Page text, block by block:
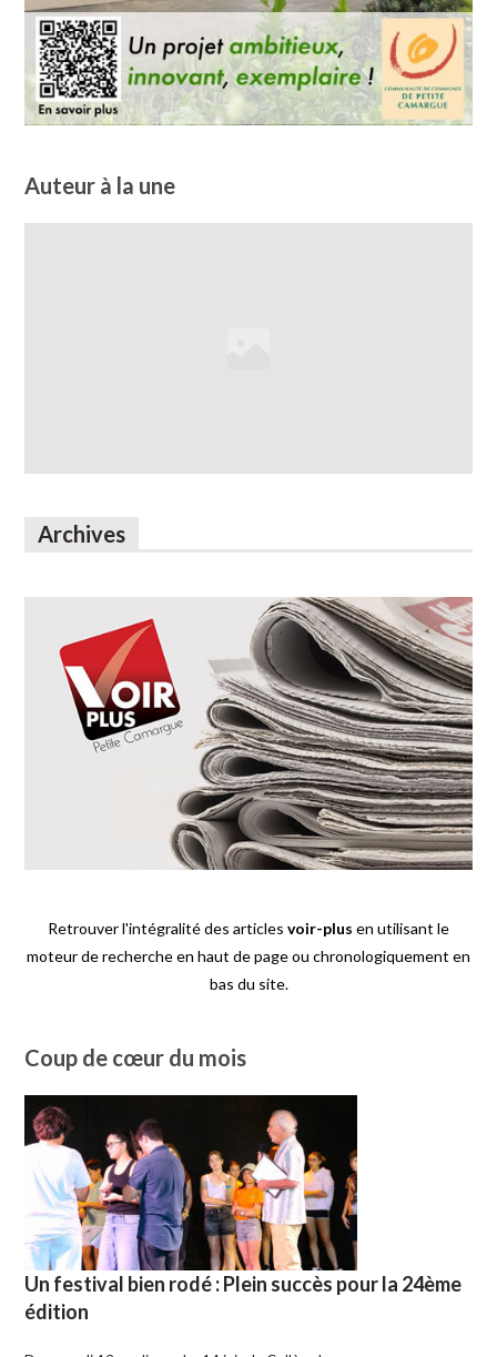
Auteur à la une
Archives
Retrouver l'intégralité des articles voir-plus en utilisant le
moteur de recherche en haut de page ou chronologiquement en
bas du site.
Coup de cœur du mois
Un festival bien rodé : Plein succès pour la 24ème
édition